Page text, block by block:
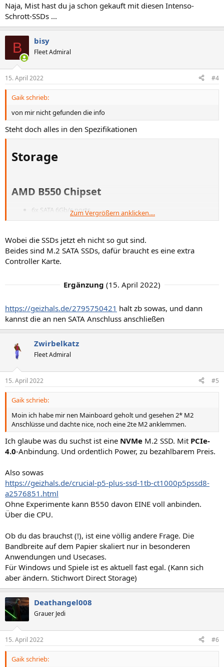
Naja, Mist hast du ja schon gekauft mit diesen Intenso-
Schrott-SSDs ...
B bisy
Fleet Admiral
15. April 2022 #4
Gaik schrieb:
von mir nicht gefunden die info
Steht doch alles in den Spezifikationen
Storage​
AMD B550 Chipset​
6x SATA 6Gb/s ports
2x M.2 slots (Key M)
Supports PCIe 4.0/ 3.0 x4
Supports SATA 6Gb/s
M2_2 slot (from AMD B550 chipset)
Supports 2242/ 2260/ 2280 storage devices
Zum Vergrößern anklicken....
Wobei die SSDs jetzt eh nicht so gut sind.
Beides sind M.2 SATA SSDs, dafür braucht es eine extra
Controller Karte.
Ergänzung (15. April 2022)
https://geizhals.de/2795750421 halt zb sowas, und dann
kannst die an nen SATA Anschluss anschließen
Zwirbelkatz
Fleet Admiral
15. April 2022 #5
Gaik schrieb:
Moin ich habe mir nen Mainboard geholt und gesehen 2* M2
Anschlüsse und dachte nice, noch eine 2te M2 anklemmen.
Ich glaube was du suchst ist eine NVMe M.2 SSD. Mit PCIe-
4.0-Anbindung. Und ordentlich Power, zu bezahlbarem Preis.
Also sowas
https://geizhals.de/crucial-p5-plus-ssd-1tb-ct1000p5pssd8-
a2576851.html
Ohne Experimente kann B550 davon EINE voll anbinden.
Über die CPU.
Ob du das brauchst (!), ist eine völlig andere Frage. Die
Bandbreite auf dem Papier skaliert nur in besonderen
Anwendungen und Usecases.
Für Windows und Spiele ist es aktuell fast egal. (Kann sich
aber ändern. Stichwort Direct Storage)
Deathangel008
Grauer Jedi
15. April 2022 #6
Gaik schrieb: